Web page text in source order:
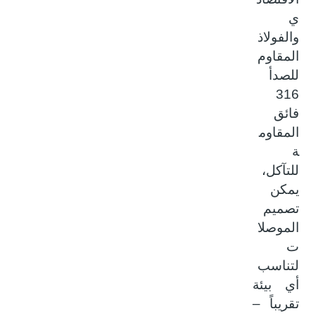
والفولاذ
المقاوم
للصدأ
316
فائق
المقاوم
للتآكل،
يمكن
تصميم
الموصلا
لتناسب
أي بيئة
تقريباً –